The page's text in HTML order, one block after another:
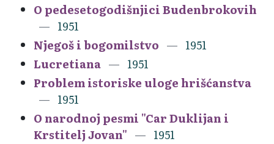
O pedesetogodišnjici Budenbrokovih
1951
Njegoš i bogomilstvo
1951
Lucretiana
1951
Problem istoriske uloge hrišćanstva
1951
O narodnoj pesmi "Car Duklijan i
Krstitelj Jovan"
1951